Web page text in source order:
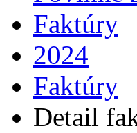
Faktúry
2024
Faktúry
Detail